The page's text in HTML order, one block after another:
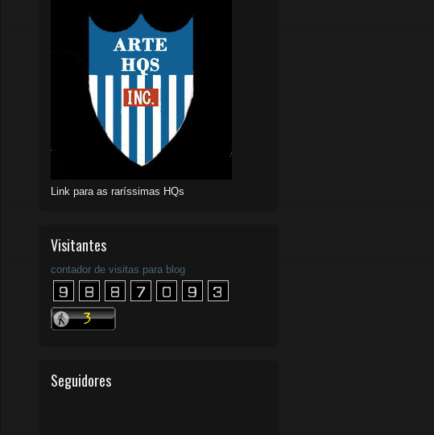
Link para as raríssimas HQs
Visitantes
contador de visitas para blog
Seguidores